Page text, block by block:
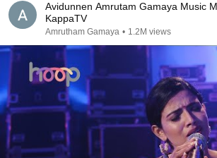
Avidunnen Amrutam Gamaya Music Mojo Season 3
KappaTV
Amrutham Gamaya • 1.2M views